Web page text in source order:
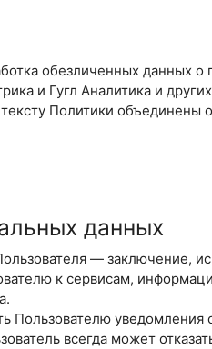
обезличенных данных
и Гугл Аналитика и
Политики
данных
— заключение,
к сервисам,
Пользователю уведомления
всегда может